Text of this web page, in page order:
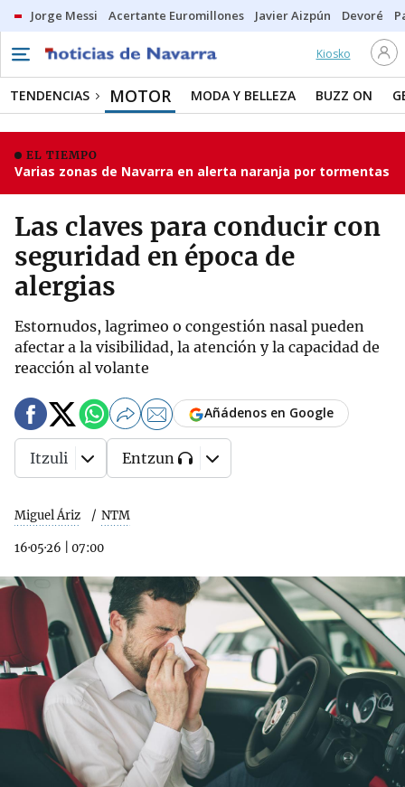
Jorge Messi Acertante Euromillones Javier Aizpún Devoré
Kiosko
TENDENCIAS MOTOR MODA Y BELLEZA BUZZ ON
EL TIEMPO
Varias zonas de Navarra en alerta naranja por tormentas
Las claves para conducir con
seguridad en época de
alergias
Estornudos, lagrimeo o congestión nasal pueden
afectar a la visibilidad, la atención y la capacidad de
reacción al volante
Miguel Áriz NTM
16·05·26 07:00
Añádenos en Google
Itzuli Entzun